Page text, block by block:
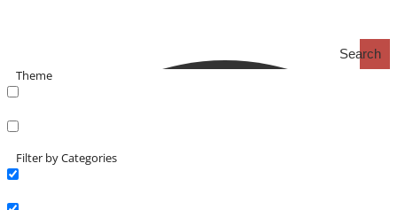
Search
Theme
Filter by Categories